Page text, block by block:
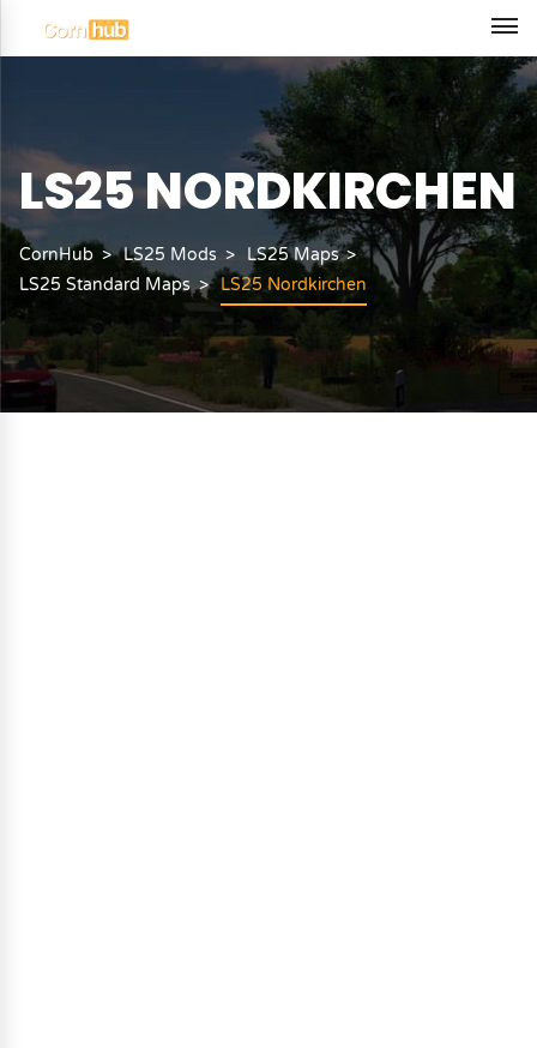
LS25 NORDKIRCHEN
CornHub LS25 Mods
LS25 Maps
LS25 Standard Maps
LS25 Nordkirchen